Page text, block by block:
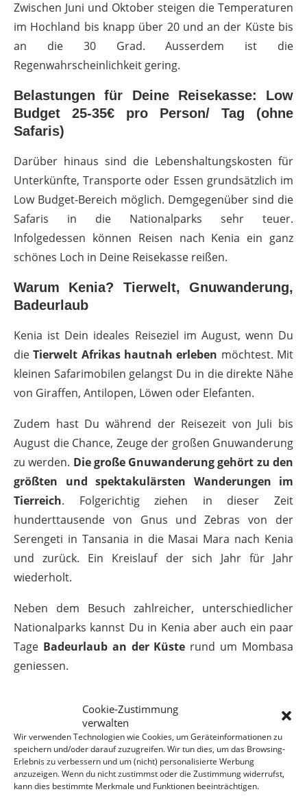
Cookie-Zustimmung
verwalten
Wir verwenden Technologien wie Cookies, um Geräteinformationen zu
speichern und/oder darauf zuzugreifen. Wir tun dies, um das Browsing-
Erlebnis zu verbessern und um (nicht) personalisierte Werbung
anzuzeigen. Wenn du nicht zustimmst oder die Zustimmung widerrufst,
kann dies bestimmte Merkmale und Funktionen beeinträchtigen.
Zwischen Juni und Oktober steigen die Temperaturen
im Hochland bis knapp über 20 und an der Küste bis
an die 30 Grad. Ausserdem ist die
Regenwahrscheinlichkeit gering.
Belastungen für Deine Reisekasse: Low
Budget 25-35€ pro Person/ Tag (ohne
Safaris)
Darüber hinaus sind die Lebenshaltungskosten für
Unterkünfte, Transporte oder Essen grundsätzlich im
Low Budget-Bereich möglich. Demgegenüber sind die
Safaris in die Nationalparks sehr teuer.
Infolgedessen können Reisen nach Kenia ein ganz
schönes Loch in Deine Reisekasse reißen.
Warum Kenia? Tierwelt, Gnuwanderung,
Badeurlaub
Kenia ist Dein ideales Reiseziel im August, wenn Du
dieTierwelt Afrikas hautnah erleben möchtest. Mit
kleinen Safarimobilen gelangst Du in die direkte Nähe
von Giraffen, Antilopen, Löwen oder Elefanten.
Zudem hast Du während der Reisezeit von Juli bis
August die Chance, Zeuge der großen Gnuwanderung
zu werden. Die große Gnuwanderung gehört zu den
größten und spektakulärsten Wanderungen im
Tierreich. Folgerichtig ziehen in dieser Zeit
hunderttausende von Gnus und Zebras von der
Serengeti in Tansania in die Masai Mara nach Kenia
und zurück. Ein Kreislauf der sich Jahr für Jahr
wiederholt.
Neben dem Besuch zahlreicher, unterschiedlicher
Nationalparks kannst Du in Kenia aber auch ein paar
Tage Badeurlaub an der Küste rund um Mombasa
geniessen.
Kenia Reiseführer bei Amazon
ansehen*